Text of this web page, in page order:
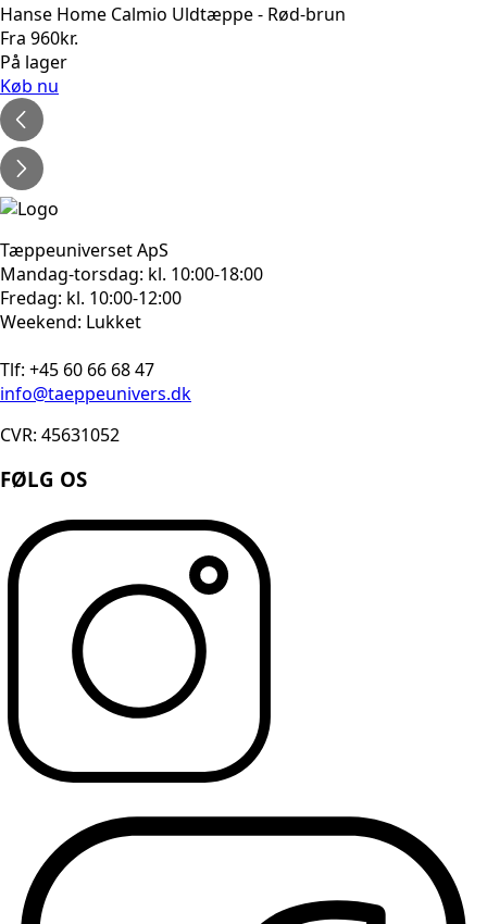
Hanse Home Calmio Uldtæppe - Rød-brun
Fra 960kr.
På lager
Køb nu
Tæppeuniverset ApS
Mandag-torsdag: kl. 10:00-18:00
Fredag: kl. 10:00-12:00
Weekend: Lukket
Tlf: +45 60 66 68 47
info@taeppeunivers.dk
CVR: 45631052
FØLG OS